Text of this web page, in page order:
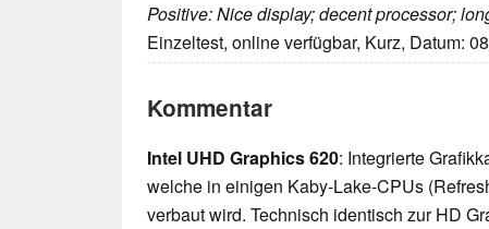
Positive: Nice display; decent processor;
Einzeltest, online verfügbar, Kurz, Datum:
Kommentar
Intel UHD Graphics 620: Integrierte
welche in einigen Kaby-Lake-CPUs
verbaut wird. Technisch identisch zur HD